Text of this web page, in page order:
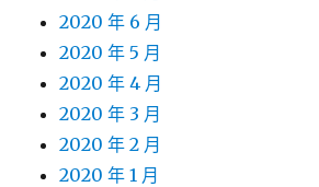
2020 年 6 月
2020 年 5 月
2020 年 4 月
2020 年 3 月
2020 年 2 月
2020 年 1 月